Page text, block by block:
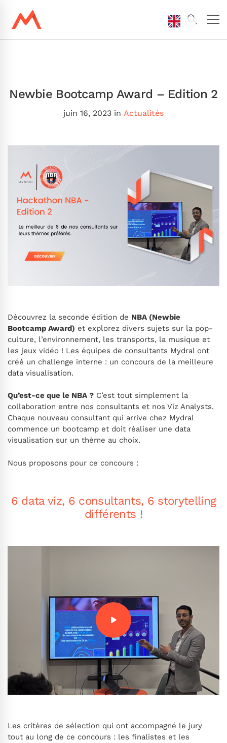
Newbie Bootcamp Award – Edition 2
juin 16, 2023 in Actualités
Découvrez la seconde édition de NBA (Newbie
Bootcamp Award) et explorez divers sujets sur la pop-
culture, l’environnement, les transports, la musique et
les jeux vidéo ! Les équipes de consultants Mydral ont
créé un challenge interne : un concours de la meilleure
data visualisation.
Qu’est-ce que le NBA ? C’est tout simplement la
collaboration entre nos consultants et nos Viz Analysts.
Chaque nouveau consultant qui arrive chez Mydral
commence un bootcamp et doit réaliser une data
visualisation sur un thème au choix.
Nous proposons pour ce concours :
6 data viz, 6 consultants, 6 storytelling
différents !
Les critères de sélection qui ont accompagné le jury
tout au long de ce concours : les finalistes et les